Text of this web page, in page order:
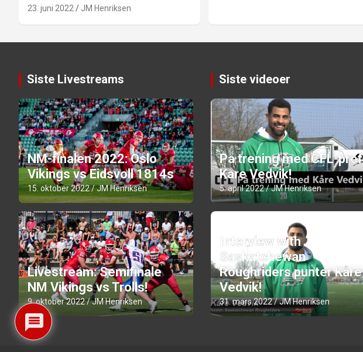
23. juni 2022 JM Henriksen
Siste Livestreams
NM-finalen 2022: Oslo
Vikings vs Eidsvoll 1814s
15. oktober 2022 JM Henriksen
Livestream: Semifinale
NM Vikings vs Trolls!
9. oktober 2022 JM Henriksen
Siste videoer
På trening med CFL-
Kåre Vedvik!
5. april 2022 JM Henriksen
Interview with
Saskatchewan
Roughriders punter Kåre
Vedvik!
31. mars 2022 JM Henriksen